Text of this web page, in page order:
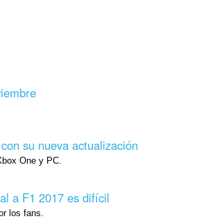
su nueva actualización
One y PC.
a F1 2017 es difícil
los fans.